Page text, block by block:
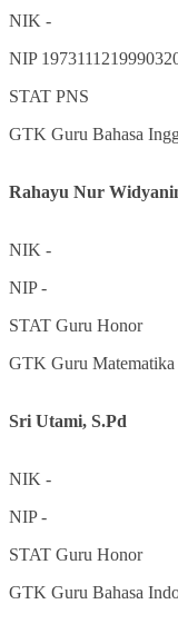
NIK -
NIP
STAT PNS
GTK Guru Bahasa
Rahayu Nur
NIK -
NIP-
STAT Guru Honor
GTK Guru Matematika
Sri Utami, S.Pd
NIK -
NIP-
STAT Guru Honor
GTK Guru Bahasa